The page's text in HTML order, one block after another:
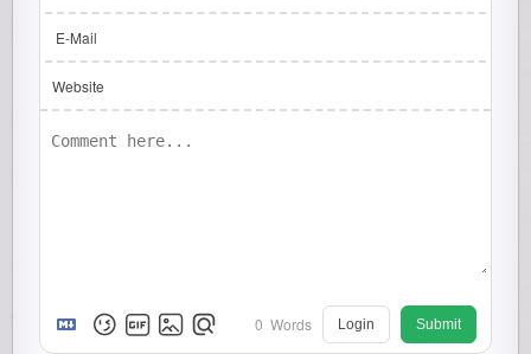
E-Mail
Website
0 Words Login Submit